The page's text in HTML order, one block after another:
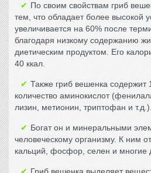
По своим свойствам гриб
тем, что обладает более высокой
увеличивается на 60% после
благодаря низкому содержанию
диетическим продуктом. Его
40 ккал.
Также гриб вешенка содержит
количество аминокислот
лизин, метионин, триптофан и т.д.).
Богат он и минеральными
человеческому организму. К ним
кальций, фосфор, селен и многие